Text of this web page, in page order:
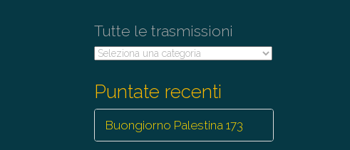
Tutte le trasmissioni
Tutte
Puntate recenti
Buongiorno Palestina 173